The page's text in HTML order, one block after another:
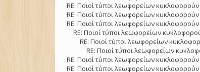
RE: Ποιοί τύποι λεωφορείων
RE: Ποιοί τύποι λεωφορείων
RE: Ποιοί τύποι λεωφορείων
RE: Ποιοί τύποι λεωφορείων
RE: Ποιοί τύποι λεωφορείων
RE: Ποιοί τύποι λεωφορείων
RE: Ποιοί τύποι λεωφορείων
RE: Ποιοί τύποι λεωφορείων